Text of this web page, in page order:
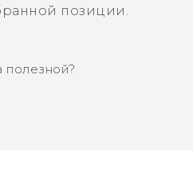
позиции.
полезной?